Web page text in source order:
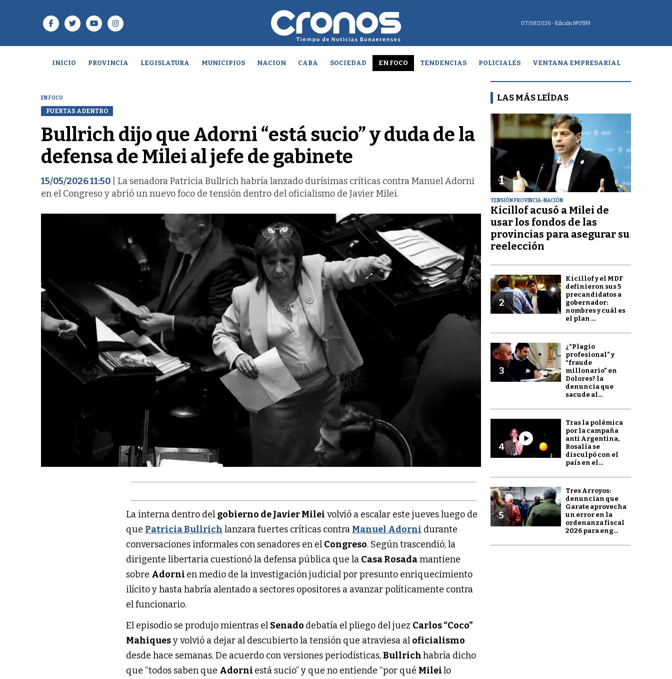
07/08/2026 - Edición Nº3599
INICIO PROVINCIA LEGISLATURA MUNICIPIOS NACION CABA SOCIEDAD EN FOCO TENDENCIAS POLICIALES VENTANA EMPRESARIAL
EN FOCO
PUERTAS ADENTRO
Bullrich dijo que Adorni “está sucio” y duda de la
defensa de Milei al jefe de gabinete
15/05/2026 11:50 | La senadora Patricia Bullrich habría lanzado durísimas críticas contra Manuel Adorni
en el Congreso y abrió un nuevo foco de tensión dentro del oficialismo de Javier Milei.
La interna dentro del gobierno de Javier Milei volvió a escalar este jueves luego de
que Patricia Bullrich lanzara fuertes críticas contra Manuel Adorni durante
conversaciones informales con senadores en el Congreso. Según trascendió, la
dirigente libertaria cuestionó la defensa pública que la Casa Rosadamantiene
sobre Adorni en medio de la investigación judicial por presunto enriquecimiento
ilícito y hasta habría alentado a sectores opositores a avanzar políticamente contra
el funcionario.
El episodio se produjo mientras el Senado debatía el pliego del juez Carlos “Coco”
Mahiquesy volvió a dejar al descubierto la tensión que atraviesa al oficialismo
desde hace semanas. De acuerdo con versiones periodísticas,Bullrichhabría dicho
que “todos saben que Adorni está sucio” y que no entiende “por qué Mileilo
LAS MÁS LEÍDAS
1
TENSIÓN PROVINCIA-NACIÓN
Kicillof acusó a Milei de
usar los fondos de las
provincias para asegurar su
reelección
2
Kicillof y el MDF
definieron sus 5
precandidatos a
gobernador:
nombres y cuál es
el plan ...
3
¿“Plagio
profesional” y
“fraude
millonario” en
Dolores? la
denuncia que
sacude al...
4
Tras la polémica
por la campaña
anti Argentina,
Rosalía se
disculpó con el
país en el...
5
Tres Arroyos:
denuncian que
Garate aprovecha
un error en la
ordenanza fiscal
2026 para eng...